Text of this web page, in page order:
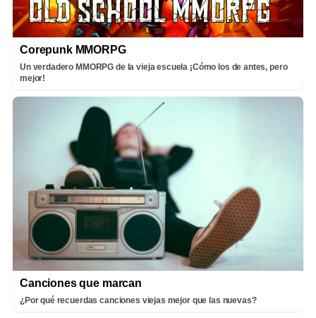
Corepunk MMORPG
Un verdadero MMORPG de la vieja escuela ¡Cómo los de antes, pero
mejor!
Canciones que marcan
¿Por qué recuerdas canciones viejas mejor que las nuevas?